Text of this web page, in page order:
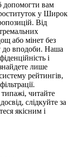
допомогти вам
у Широк
Від
або мінет без
до вподоби. Наша
і
лише
рейтингів,
читайте
слідкуйте за
якісним і